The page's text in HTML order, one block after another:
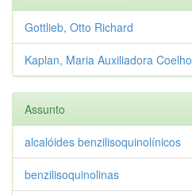
Gottlieb, Otto Richard
Kaplan, Maria Auxiliadora Coelho
Assunto
alcalóides benzilisoquinolínicos
benzilisoquinolinas